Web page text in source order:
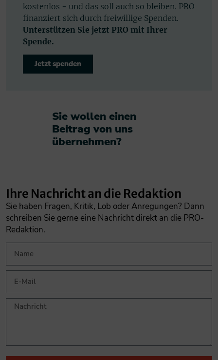
kostenlos - und das soll auch so bleiben. PRO
finanziert sich durch freiwillige Spenden.
Unterstützen Sie jetzt PRO mit Ihrer
Spende.
Jetzt spenden
Sie wollen einen
Beitrag von uns
übernehmen?​
Ihre Nachricht an die Redaktion
Sie haben Fragen, Kritik, Lob oder Anregungen? Dann
schreiben Sie gerne eine Nachricht direkt an die PRO-
Redaktion.